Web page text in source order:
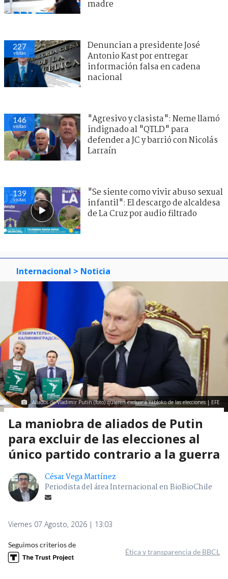
madre
227
visitas
Denuncian a presidente José
Antonio Kast por entregar
información falsa en cadena
nacional
146
visitas
"Agresivo y clasista": Neme llamó
indignado al "QTLD" para
defender a JC y barrió con Nicolás
Larraín
139
visitas
"Se siente como vivir abuso sexual
infantil": El descargo de alcaldesa
de La Cruz por audio filtrado
Internacional > Noticia
Aliados de Vladimir Putin (foto) quieren excluir a Yábloko de las elecciones | EFE
La maniobra de aliados de Putin
para excluir de las elecciones al
único partido contrario a la guerra
César Vega Martínez
Periodista del área Internacional en BioBioChile
Viernes 07 Agosto, 2026 | 13:03
Seguimos criterios de
Ética y transparencia de BBCL